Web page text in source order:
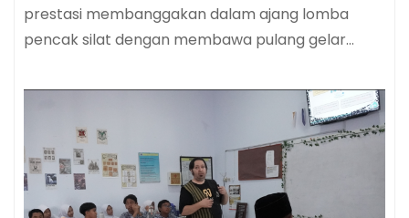
prestasi membanggakan dalam ajang lomba
pencak silat dengan membawa pulang gelar…